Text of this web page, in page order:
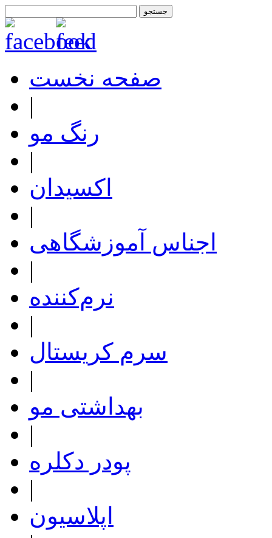
صفحه نخست
|
رنگ مو
|
اکسیدان
|
اجناس آموزشگاهی
|
نرم‌کننده
|
سرم کریستال
|
بهداشتی مو
|
پودر دکلره
|
اپلاسیون